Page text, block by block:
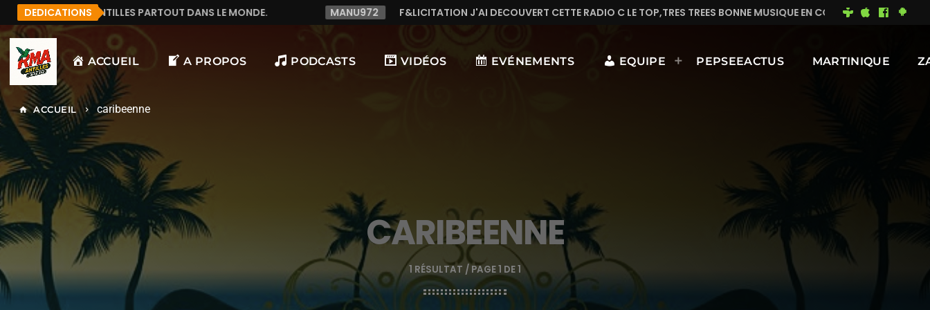
DEDICATIONS
ÉCOUTE RMA ANTILLES PARTOUT DANS LE MONDE. MANU972 F&LICITATION J'AI DECOUVERT CETTE RADIO C LE TOP,TRES TREES BONNE MUSIQUE EN CONTINUE
ACCUEIL A PROPOS PODCASTS VIDÉOS EVÉNEMENTS EQUIPE PEPSEEACTUS MARTINIQUE
home ACCUEIL keyboard_arrow_right caribeenne
CARIBEENNE
1 RÉSULTAT / PAGE 1 DE 1